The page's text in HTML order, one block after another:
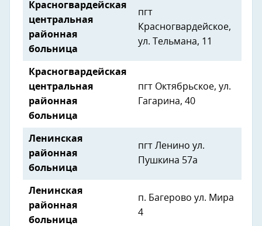
Красногвардейская
центральная
районная
больница
пгт
Красногвардейское,
ул. Тельмана, 11
Красногвардейская
центральная
районная
больница
пгт Октябрьское, ул.
Гагарина, 40
Ленинская
районная
больница
пгт Ленино ул.
Пушкина 57а
Ленинская
районная
больница
п. Багерово ул. Мира
4